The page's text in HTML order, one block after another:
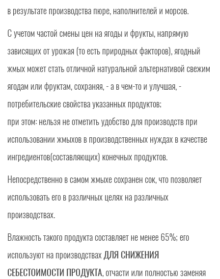
в результате производства пюре, наполнителей и морсов.
С учетом частой смены цен на ягоды и фрукты, напрямую
зависящих от урожая (то есть природных факторов), ягодный
жмых может стать отличной натуральной альтернативой свежим
ягодам или фруктам, сохраняя, - а в чем-то и улучшая, -
потребительские свойства указанных продуктов;
при этом: нельзя не отметить удобство для производств при
использовании жмыхов в производственных нуждах в качестве
ингредиентов(составляющих) конечных продуктов.
Непосредственно в самом жмыхе сохранен сок, что позволяет
использовать его в различных целях на различных
производствах.
Влажность такого продукта составляет не менее 65%; его
используют на производствахДЛЯ СНИЖЕНИЯ
СЕБЕСТОИМОСТИ ПРОДУКТА, отчасти или полностью заменяя